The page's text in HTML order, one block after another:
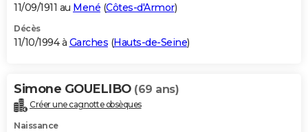
11/09/1911 au Mené (Côtes-d'Armor)
Décès
11/10/1994 à Garches (Hauts-de-Seine)
Simone GOUELIBO (69 ans)
Créer une cagnotte obsèques
Naissance